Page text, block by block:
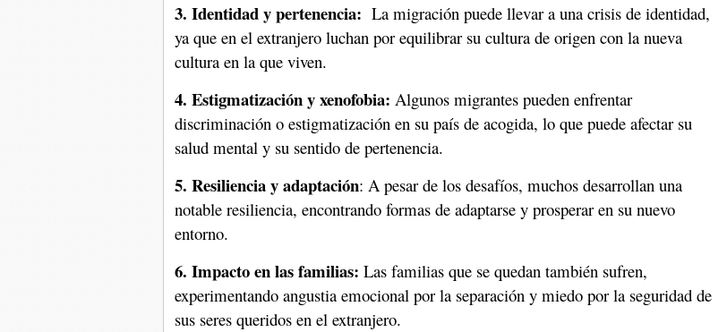
3. Identidad y pertenencia: La migración puede llevar a una crisis de identidad,
ya que en el extranjero luchan por equilibrar su cultura de origen con la nueva
cultura en la que viven.
4. Estigmatización y xenofobia: Algunos migrantes pueden enfrentar
discriminación o estigmatización en su país de acogida, lo que puede afectar su
salud mental y su sentido de pertenencia.
5. Resiliencia y adaptación: A pesar de los desafíos, muchos desarrollan una
notable resiliencia, encontrando formas de adaptarse y prosperar en su nuevo
entorno.
6. Impacto en las familias: Las familias que se quedan también sufren,
experimentando angustia emocional por la separación y miedo por la seguridad de
sus seres queridos en el extranjero.